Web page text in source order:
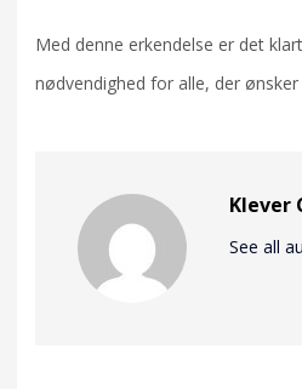
Med denne erkendelse er det
nødvendighed for alle, der
Klever
See all